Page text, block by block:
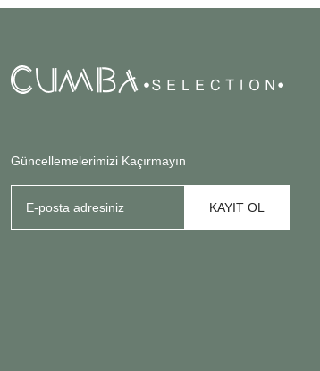
Güncellemelerimizi Kaçırmayın
KAYIT OL